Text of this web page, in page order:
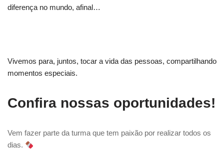
diferença no mundo, afinal…
Vivemos para, juntos, tocar a vida das pessoas, compartilhando
momentos especiais.
Confira nossas oportunidades!
Vem fazer parte da turma que tem paixão por realizar todos os
dias.